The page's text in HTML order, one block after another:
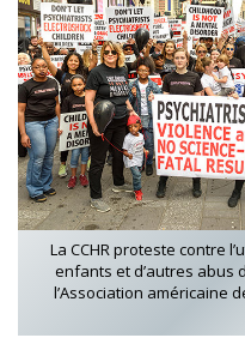
La CCHR proteste contre
enfants et d’autres abus
l’Association américaine